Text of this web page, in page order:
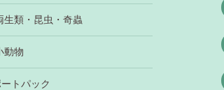
生類・昆虫・奇蟲
動物
トパック